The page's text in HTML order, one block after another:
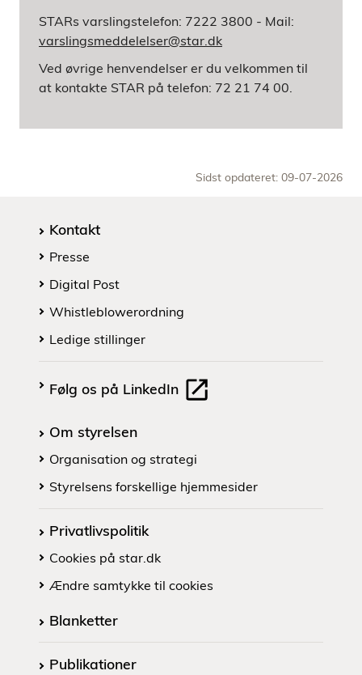
STARs varslingstelefon: 7222 3800 - Mail:
varslingsmeddelelser@star.dk
Ved øvrige henvendelser er du velkommen til
at kontakte STAR på telefon: 72 21 74 00.
Sidst opdateret: 09-07-2026
Kontakt
Presse
Digital Post
Whistleblowerordning
Ledige stillinger
Følg os på LinkedIn
Om styrelsen
Organisation og strategi
Styrelsens forskellige hjemmesider
Privatlivspolitik
Cookies på star.dk
Ændre samtykke til cookies
Blanketter
Publikationer